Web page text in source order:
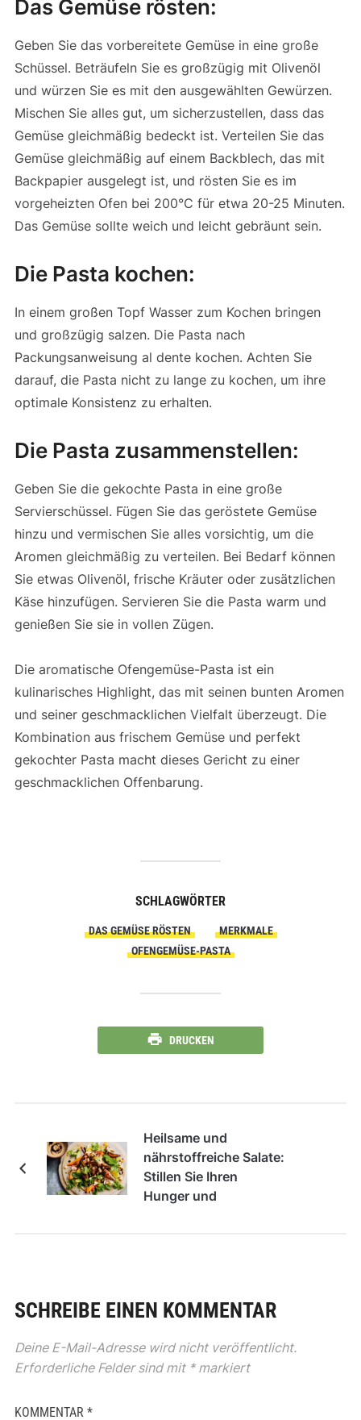
Das Gemüse rösten:
Geben Sie das vorbereitete Gemüse in eine große
Schüssel. Beträufeln Sie es großzügig mit Olivenöl
und würzen Sie es mit den ausgewählten Gewürzen.
Mischen Sie alles gut, um sicherzustellen, dass das
Gemüse gleichmäßig bedeckt ist. Verteilen Sie das
Gemüse gleichmäßig auf einem Backblech, das mit
Backpapier ausgelegt ist, und rösten Sie es im
vorgeheizten Ofen bei 200°C für etwa 20-25 Minuten.
Das Gemüse sollte weich und leicht gebräunt sein.
Die Pasta kochen:
In einem großen Topf Wasser zum Kochen bringen
und großzügig salzen. Die Pasta nach
Packungsanweisung al dente kochen. Achten Sie
darauf, die Pasta nicht zu lange zu kochen, um ihre
optimale Konsistenz zu erhalten.
Die Pasta zusammenstellen:
Geben Sie die gekochte Pasta in eine große
Servierschüssel. Fügen Sie das geröstete Gemüse
hinzu und vermischen Sie alles vorsichtig, um die
Aromen gleichmäßig zu verteilen. Bei Bedarf können
Sie etwas Olivenöl, frische Kräuter oder zusätzlichen
Käse hinzufügen. Servieren Sie die Pasta warm und
genießen Sie sie in vollen Zügen.
Die aromatische Ofengemüse-Pasta ist ein
kulinarisches Highlight, das mit seinen bunten Aromen
und seiner geschmacklichen Vielfalt überzeugt. Die
Kombination aus frischem Gemüse und perfekt
gekochter Pasta macht dieses Gericht zu einer
geschmacklichen Offenbarung.
SCHLAGWÖRTER
DAS GEMÜSE RÖSTEN
MERKMALE
OFENGEMÜSE-PASTA
DRUCKEN
Heilsame und
nährstoffreiche Salate:
Stillen Sie Ihren
Hunger und
SCHREIBE EINEN KOMMENTAR
Deine E-Mail-Adresse wird nicht veröffentlicht.
Erforderliche Felder sind mit *markiert
KOMMENTAR *